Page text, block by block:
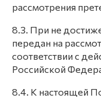
рассмотрения
8.3. При не
передан на
соответствии с
Российской
8.4. К настоящей